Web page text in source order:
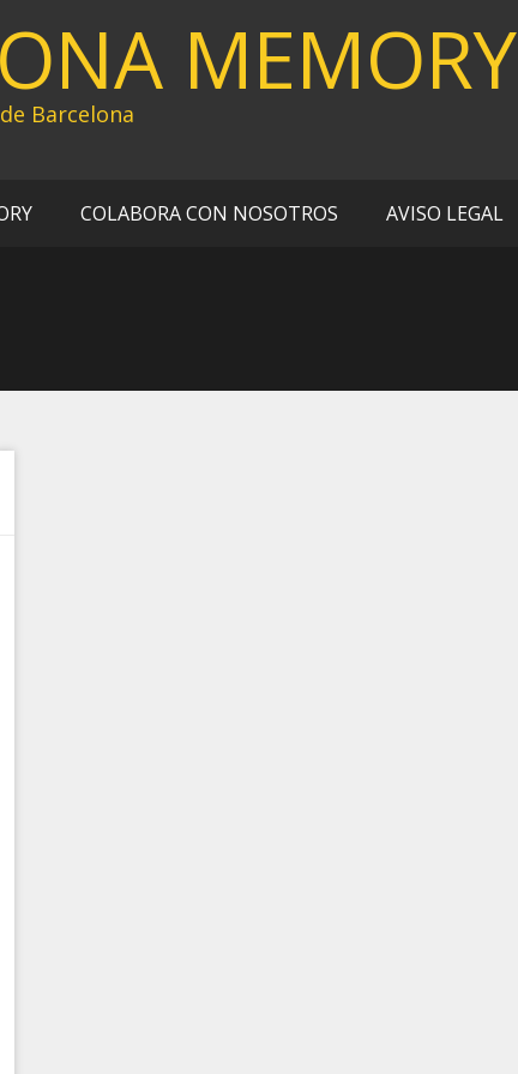
MEMORY
Barcelona
COLABORA CON NOSOTROS AVISO LEGAL